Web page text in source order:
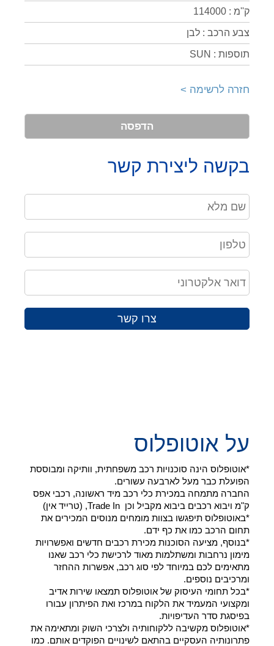
ק''מ : 114000
צבע הרכב : לבן
תוספות : SUN
חזרה לרשימה >
הדפסה
בקשה ליצירת קשר
צרו קשר
על אוטופלוס
*אוטופלוס הינה סוכנויות רכב משפחתית, וותיקה ומבוססת
הפועלת כבר מעל לארבעה עשורים.
החברה מתמחה במכירת כלי רכב מיד ראשונה, רכבי אפס
ק"מ ויבוא רכבים ביבוא מקביל וכן Trade In, (טרייד אין)
*באוטופלוס תיפגשו בצוות מומחים מנוסים המכירים את
תחום הרכב כמו את כף ידם.
*בנוסף, מציעה הסוכנות מכירת רכבים חדשים ואפשרויות
מימון נרחבות ומשתלמות מאוד לרכישת כלי רכב שאנו
מתאימים לכם במיוחד לפי סוג רכב, אפשרות ההחזר
ומרכיבים נוספים.
*בכל תחומי העיסוק של אוטופלוס תמצאו שירות אדיב
ומקצועי המעמיד את הלקוח במרכז ואת הפיתרון עבורו
בפיסגת סדר העדיפויות.
*אוטופלוס מקשיבה ללקוחותיה ולצרכי השוק ומתאימה את
פתרונותיה העסקיים בהתאם לשינויים הפוקדים אותם. כמו